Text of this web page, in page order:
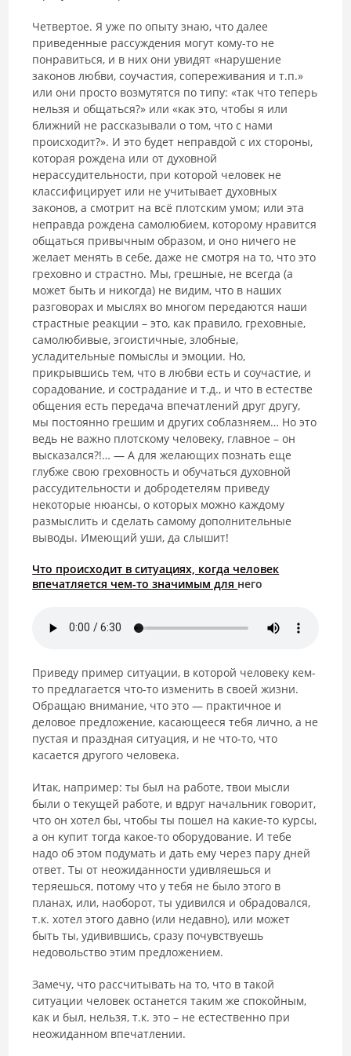
Четвертое. Я уже по опыту знаю, что далее
приведенные рассуждения могут кому-то не
понравиться, и в них они увидят «нарушение
законов любви, соучастия, сопереживания и т.п.»
или они просто возмутятся по типу: «так что теперь
нельзя и общаться?» или «как это, чтобы я или
ближний не рассказывали о том, что с нами
происходит?». И это будет неправдой с их стороны,
которая рождена или от духовной
нерассудительности, при которой человек не
классифицирует или не учитывает духовных
законов, а смотрит на всё плотским умом; или эта
неправда рождена самолюбием, которому нравится
общаться привычным образом, и оно ничего не
желает менять в себе, даже не смотря на то, что это
греховно и страстно. Мы, грешные, не всегда (а
может быть и никогда) не видим, что в наших
разговорах и мыслях во многом передаются наши
страстные реакции – это, как правило, греховные,
самолюбивые, эгоистичные, злобные,
усладительные помыслы и эмоции. Но,
прикрывшись тем, что в любви есть и соучастие, и
сорадование, и сострадание и т.д., и что в естестве
общения есть передача впечатлений друг другу,
мы постоянно грешим и других соблазняем… Но это
ведь не важно плотскому человеку, главное – он
высказался?!… ― А для желающих познать еще
глубже свою греховность и обучаться духовной
рассудительности и добродетелям приведу
некоторые нюансы, о которых можно каждому
размыслить и сделать самому дополнительные
выводы. Имеющий уши, да слышит!
Что происходит в ситуациях, когда человек
впечатляется чем-то значимым для него
Приведу пример ситуации, в которой человеку кем-
то предлагается что-то изменить в своей жизни.
Обращаю внимание, что это — практичное и
деловое предложение, касающееся тебя лично, а не
пустая и праздная ситуация, и не что-то, что
касается другого человека.
Итак, например: ты был на работе, твои мысли
были о текущей работе, и вдруг начальник говорит,
что он хотел бы, чтобы ты пошел на какие-то курсы,
а он купит тогда какое-то оборудование. И тебе
надо об этом подумать и дать ему через пару дней
ответ. Ты от неожиданности удивляешься и
теряешься, потому что у тебя не было этого в
планах, или, наоборот, ты удивился и обрадовался,
т.к. хотел этого давно (или недавно), или может
быть ты, удивившись, сразу почувствуешь
недовольство этим предложением.
Замечу, что рассчитывать на то, что в такой
ситуации человек останется таким же спокойным,
как и был, нельзя, т.к. это – не естественно при
неожиданном впечатлении.